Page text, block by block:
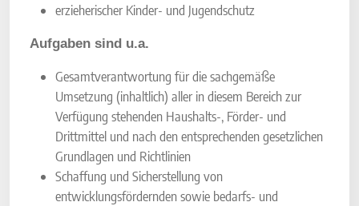
erzieherischer Kinder- und Jugendschutz
Aufgaben sind u.a.
Gesamtverantwortung für die sachgemäße
Umsetzung (inhaltlich) aller in diesem Bereich zur
Verfügung stehenden Haushalts-, Förder- und
Drittmittel und nach den entsprechenden gesetzlichen
Grundlagen und Richtlinien
Schaffung und Sicherstellung von
entwicklungsfördernden sowie bedarfs- und